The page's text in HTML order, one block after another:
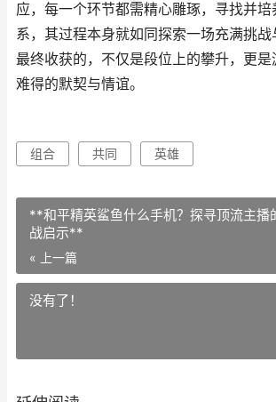
应，每一个环节都需精心雕琢，寻找并
系，其过程本身就如同探索一场充满挑战
最终收获的，不仅是段位上的攀升，更
难得的默契与情谊。
组合 共同 英雄
**和平精英鲨鱼什么手机？探寻顶流主播
战启示**
« 上一篇
没有了！